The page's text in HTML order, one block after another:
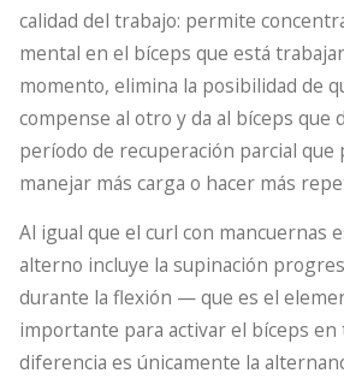
calidad del trabajo: permite
mental en el bíceps que está
momento, elimina la posibilidad de
compense al otro y da al bíceps que
período de recuperación parcial
manejar más carga o hacer más
Al igual que el curl con mancuernas
alterno incluye la supinación
durante la flexión — que es el
importante para activar el bíceps en
diferencia es únicamente la